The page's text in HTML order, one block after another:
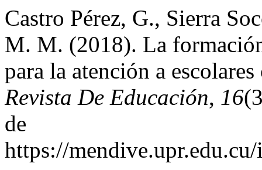
Castro Pérez, G., Sierra
M. M. (2018). La
para la atención a
Revista De Educación, 16
de
https://